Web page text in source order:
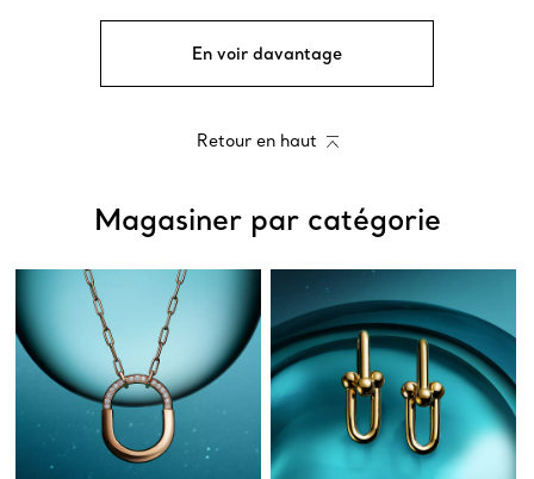
En voir davantage
Retour en haut
Magasiner par catégorie